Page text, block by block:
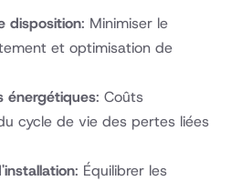
disposition: Minimiser le
et optimisation de
énergétiques: Coûts
cycle de vie des pertes liées
: Équilibrer les